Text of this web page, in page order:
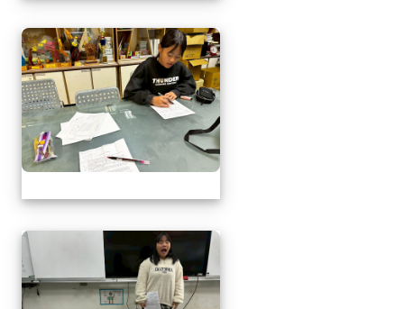
1141217萬榮鄉英語文
1141217萬榮鄉英語文